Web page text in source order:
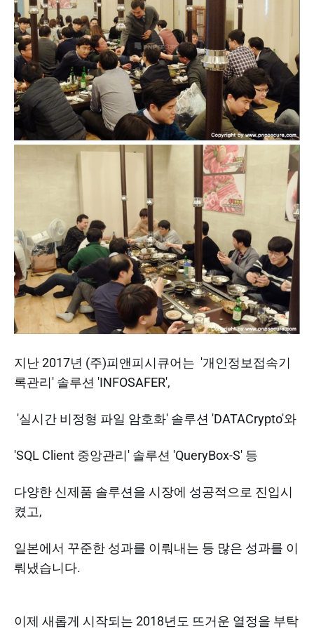
지난 2017년 ​(주)피앤피시큐어는 '개인정보접속기
록관리' 솔루션 'INFOSAFER',
'실시간 비정형 파일 암호화' 솔루션 'DATACrypto'와
'SQL Client 중앙관리' 솔루션 'QueryBox-S' 등
다양한 신제품 솔루션을 시장에 성공적으로 진입시
켰고,
일본에서 꾸준한 성과를 이뤄내는 등 많은 성과를 이
뤄냈습니다.
이제 새롭게 시작되는 2018년도 뜨거운 열정을 부탁